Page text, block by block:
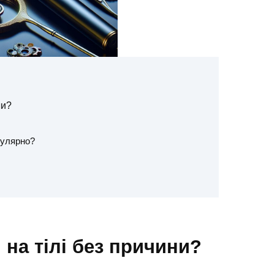
тілі без причини?